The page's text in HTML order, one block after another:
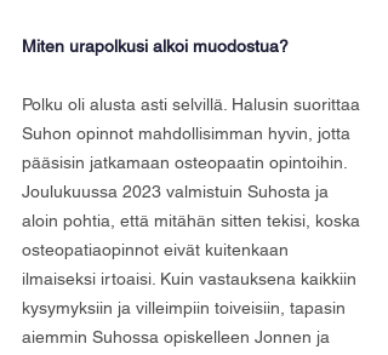
Miten urapolkusi alkoi muodostua?
Polku oli alusta asti selvillä. Halusin suorittaa
Suhon opinnot mahdollisimman hyvin, jotta
pääsisin jatkamaan osteopaatin opintoihin.
Joulukuussa 2023 valmistuin Suhosta ja
aloin pohtia, että mitähän sitten tekisi, koska
osteopatiaopinnot eivät kuitenkaan
ilmaiseksi irtoaisi. Kuin vastauksena kaikkiin
kysymyksiin ja villeimpiin toiveisiin, tapasin
aiemmin Suhossa opiskelleen Jonnen ja